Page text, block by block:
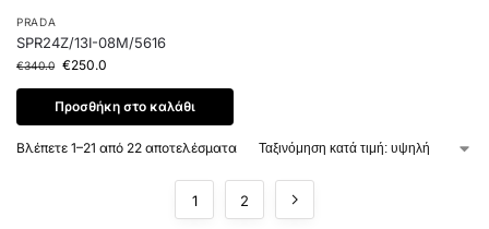
PRADA
SPR24Z/13I-08M/5616
€340.0 €250.0
Προσθήκη στο καλάθι
Βλέπετε 1–21 από 22 αποτελέσματα
1 2